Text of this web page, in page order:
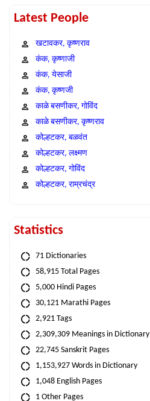
Latest People
खटावकर, कृष्णराव
कंक, कृष्णाजी
कंक, येसाजी
कंक, कृष्णजी
काळे बसणीकर, गोविंद
काळे बसणीकर, कृष्णराव
कोल्हटकर, बळवंत
कोल्हटकर, लक्ष्मण
कोल्हटकर, गोविंद
कोल्हटकर, राम्रचंद्र
Statistics
71 Dictionaries
58,915 Total Pages
5,000 Hindi Pages
30,121 Marathi Pages
2,921 Tags
2,309,309 Meanings in Dictionary
22,745 Sanskrit Pages
1,153,927 Words in Dictionary
1,048 English Pages
1 Other Pages